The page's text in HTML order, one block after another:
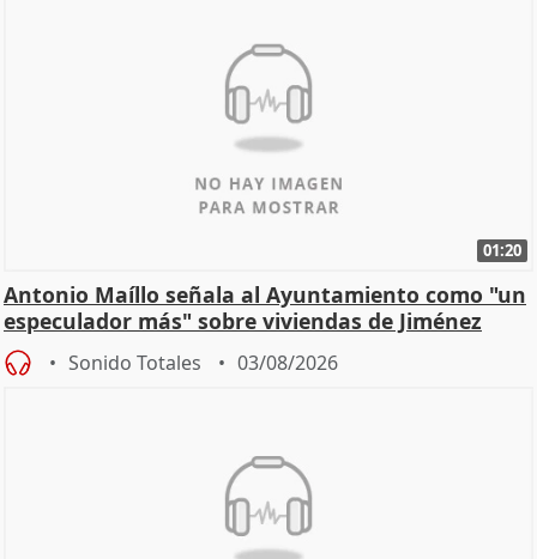
01:20
Antonio Maíllo señala al Ayuntamiento como "un
especulador más" sobre viviendas de Jiménez
Becerril
Sonido Totales 03/08/2026